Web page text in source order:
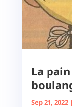
La
Sep 21, 2022|